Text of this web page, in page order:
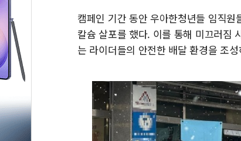
캠페인 기간 동안 우아한청년들 임직
칼슘 살포를 했다. 이를 통해 미끄러짐
는 라이더들의 안전한 배달 환경을 조